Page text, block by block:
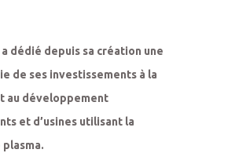
dédié depuis sa création une
de ses investissements à la
au développement
et d’usines utilisant la